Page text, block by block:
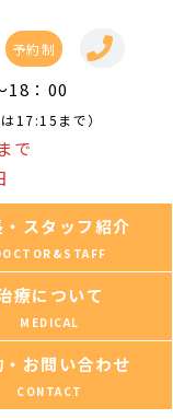
予約制
18：00
17:15まで）
で
・スタッフ紹介
療について
・お問い合わせ